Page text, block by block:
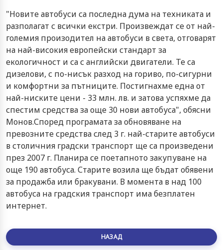
"Новите автобуси са последна дума на техниката и
разполагат с всички екстри. Произвеждат се от най-
големия произодител на автобуси в света, отговарят
на най-високия европейски стандарт за
екологичност и са с английски двигатели. Те са
дизелови, с по-нисък разход на гориво, по-сигурни
и комфортни за пътниците. Постигнахме една от
най-ниските цени - 33 млн. лв. и затова успяхме да
спестим средства за още 30 нови автобуса", обясни
Монов.Според програмата за обновяване на
превозните средства след 3 г. най-старите автобуси
в столичния градски транспорт ще са произведени
през 2007 г. Планира се поетапното закупуване на
още 190 автобуса. Старите возила ще бъдат обявени
за продажба или бракувани. В момента в над 100
автобуса на градския транспорт има безплатен
интернет.
НАЗАД